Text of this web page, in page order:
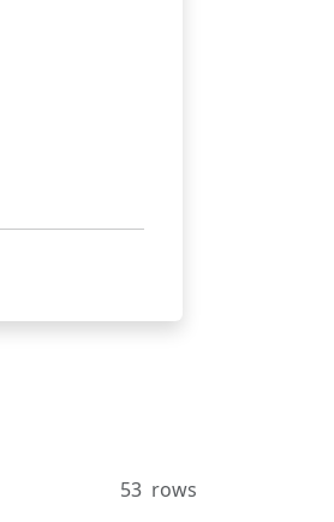
53 rows